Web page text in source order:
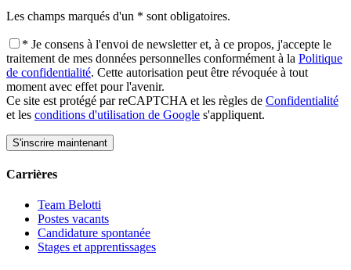
Les champs marqués d'un * sont obligatoires.
* Je consens à l'envoi de newsletter et, à ce propos, j'accepte le
traitement de mes données personnelles conformément à la Politique
de confidentialité. Cette autorisation peut être révoquée à tout
moment avec effet pour l'avenir.
Ce site est protégé par reCAPTCHA et les règles de Confidentialité
et les conditions d'utilisation de Google s'appliquent.
Carrières
Team Belotti
Postes vacants
Candidature spontanée
Stages et apprentissages